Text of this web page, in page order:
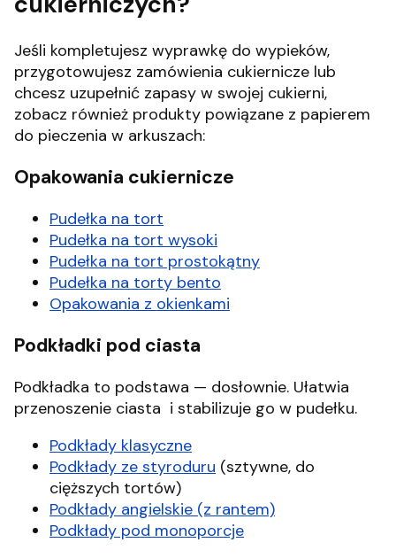
Jeśli kompletujesz wyprawkę do wypieków,
przygotowujesz zamówienia cukiernicze lub
chcesz uzupełnić zapasy w swojej cukierni,
zobacz również produkty powiązane z papierem
do pieczenia w arkuszach:
Opakowania cukiernicze
Pudełka na tort
Pudełka na tort wysoki
Pudełka na tort prostokątny
Pudełka na torty bento
Opakowania z okienkami
Podkładki pod ciasta
Podkładka to podstawa — dosłownie. Ułatwia
przenoszenie ciasta i stabilizuje go w pudełku.
Podkłady klasyczne
Podkłady ze styroduru (sztywne, do
cięższych tortów)
Podkłady angielskie (z rantem)
Podkłady pod monoporcje